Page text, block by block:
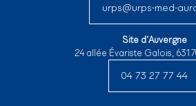
urps@urps-med-
Site d’Auvergne
24 allée Évariste Galois,
04 73 27 77 44